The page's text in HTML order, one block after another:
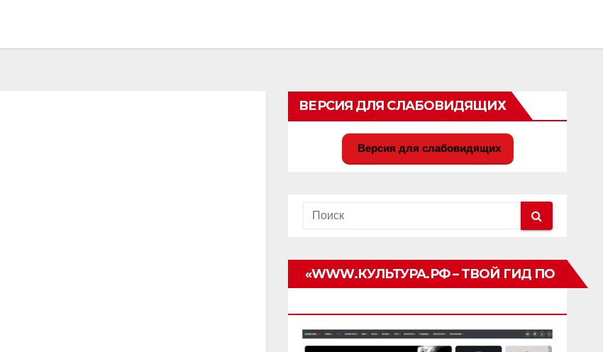
ВЕРСИЯ ДЛЯ СЛАБОВИДЯЩИХ
Версия для слабовидящих
«WWW.КУЛЬТУРА.РФ – ТВОЙ ГИД ПО